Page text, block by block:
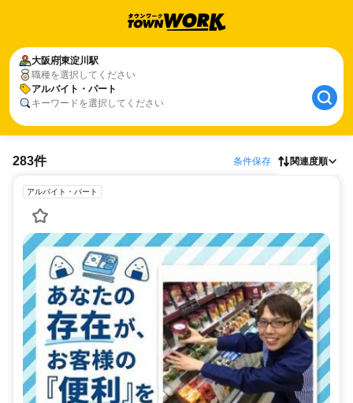
大阪府東淀川駅
職種を選択してください
アルバイト・パート
キーワードを選択してください
283件 条件保存 関連度順
アルバイト・パート